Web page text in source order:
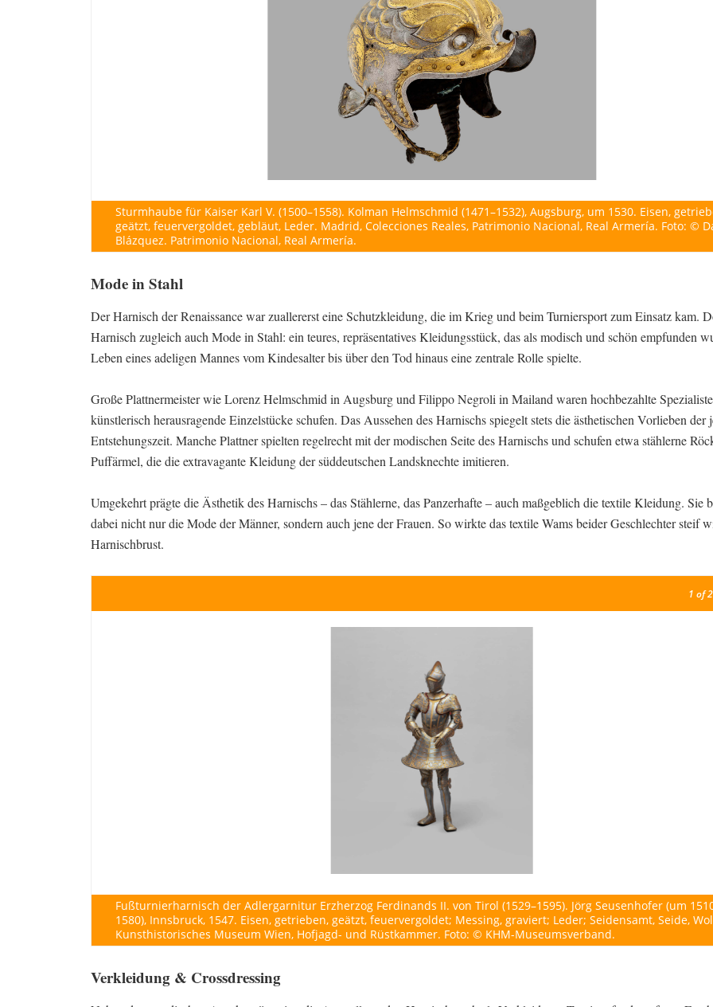
Sturmhaube für Kaiser Karl V. (1500–1558). Kolman Helmschmid (1471–1532), Augsburg, um 1530. Eisen,
geätzt, feuervergoldet, gebläut, Leder. Madrid, Colecciones Reales, Patrimonio Nacional, Real Armería. Foto: ©
Blázquez. Patrimonio Nacional, Real Armería.
Mode in Stahl
Der Harnisch der Renaissance war zuallererst eine Schutzkleidung, die im Krieg und beim Turniersport zum Einsatz kam.
Harnisch zugleich auch Mode in Stahl: ein teures, repräsentatives Kleidungsstück, das als modisch und schön empfunden
Leben eines adeligen Mannes vom Kindesalter bis über den Tod hinaus eine zentrale Rolle spielte.
Große Plattnermeister wie Lorenz Helmschmid in Augsburg und Filippo Negroli in Mailand waren hochbezahlte
künstlerisch herausragende Einzelstücke schufen. Das Aussehen des Harnischs spiegelt stets die ästhetischen Vorlieben der
Entstehungszeit. Manche Plattner spielten regelrecht mit der modischen Seite des Harnischs und schufen etwa stählerne
Puffärmel, die die extravagante Kleidung der süddeutschen Landsknechte imitieren.
Umgekehrt prägte die Ästhetik des Harnischs – das Stählerne, das Panzerhafte – auch maßgeblich die textile Kleidung. Sie
dabei nicht nur die Mode der Männer, sondern auch jene der Frauen. So wirkte das textile Wams beider Geschlechter steif
Harnischbrust.
1 of 2
Fußturnierharnisch der Adlergarnitur Erzherzog Ferdinands II. von Tirol (1529–1595). Jörg Seusenhofer (um
1580), Innsbruck, 1547. Eisen, getrieben, geätzt, feuervergoldet; Messing, graviert; Leder; Seidensamt, Seide,
Kunsthistorisches Museum Wien, Hofjagd- und Rüstkammer. Foto: © KHM-Museumsverband.
Verkleidung & Crossdressing